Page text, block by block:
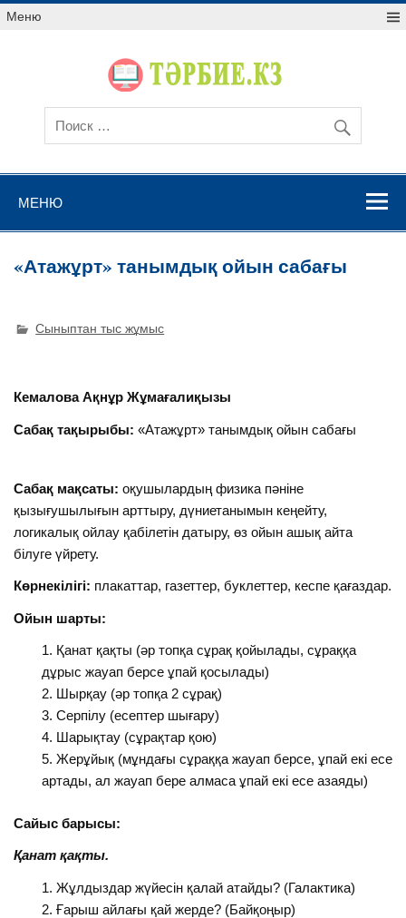
Меню
МЕНЮ
«Атажұрт» танымдық ойын сабағы
Сыныптан тыс жұмыс
Кемалова Ақнұр Жұмағалиқызы
Сабақ тақырыбы: «Атажұрт» танымдық ойын сабағы
Сабақ мақсаты: оқушылардың физика пәніне
қызығушылығын арттыру, дүниетанымын кеңейту,
логикалық ойлау қабілетін датыру, өз ойын ашық айта
білуге үйрету.
Көрнекілігі: плакаттар, газеттер, буклеттер, кеспе қағаздар.
Ойын шарты:
Қанат қақты (әр топқа сұрақ қойылады, сұраққа
дұрыс жауап берсе ұпай қосылады)
Шырқау (әр топқа 2 сұрақ)
Серпілу (есептер шығару)
Шарықтау (сұрақтар қою)
Жерұйық (мұндағы сұраққа жауап берсе, ұпай екі есе
артады, ал жауап бере алмаса ұпай екі есе азаяды)
Сайыс барысы:
Қанат қақты.
Жұлдыздар жүйесін қалай атайды? (Галактика)
Ғарыш айлағы қай жерде? (Байқоңыр)